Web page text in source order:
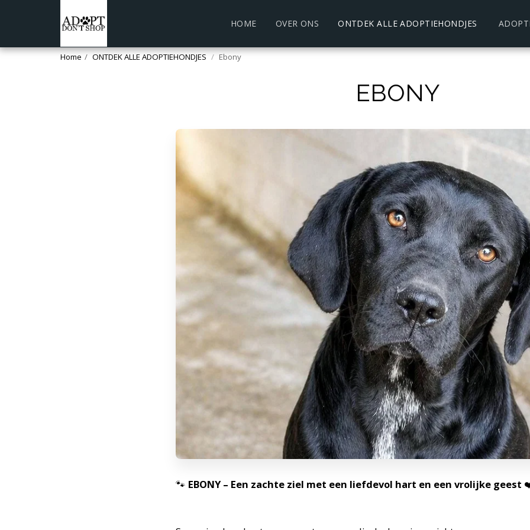
HOME OVER ONS ONTDEK ALLE ADOPTIEHONDJES
Home ONTDEK ALLE ADOPTIEHONDJES Ebony
EBONY
🐾 EBONY – Een zachte ziel met een liefdevol hart en een vrolijke geest